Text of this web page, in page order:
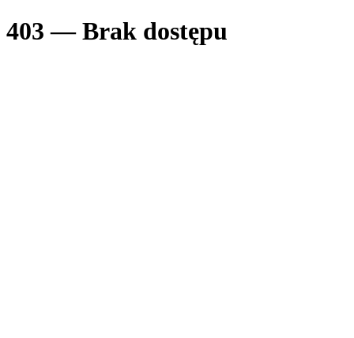
403 — Brak dostępu